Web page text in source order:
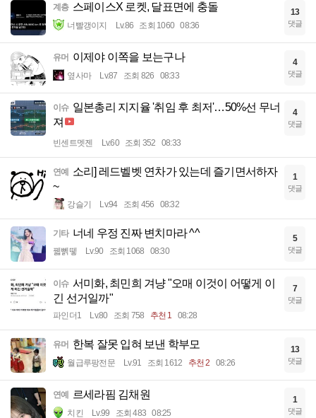
계층 스페이스X 로켓, 달표면에 충돌
너빨갱이지 Lv.86 조회 1060 08:36
13
댓글
유머 이제야 이쪽을 보는구나
옆사마 Lv.87 조회 826 08:33
4
댓글
이슈 일본총리 지지율 '취임 후 최저'…50%선 무너
져
빈센트멧젠 Lv.60 조회 352 08:33
4
댓글
연예
소리] 레드벨벳 연차가 있는데 즐기면서하자
~
강슬기 Lv.94 조회 456 08:32
1
댓글
기타 너네 우정 진짜 변치마라 ^^
꿻뻵뗗 Lv.90 조회 1068 08:30
5
댓글
이슈 서미화, 최민희 겨냥 "오매 이것이 어떻게 이
긴 선거일까"
파인더1 Lv.80 조회 758 추천 1 08:28
7
댓글
유머 한복 잘못 입혀 보낸 학부모
월급루팡전문 Lv.91 조회 1612 추천 2 08:26
13
댓글
연예 르세라핌 김채원
치킨 Lv.99 조회 483 08:25
1
댓글